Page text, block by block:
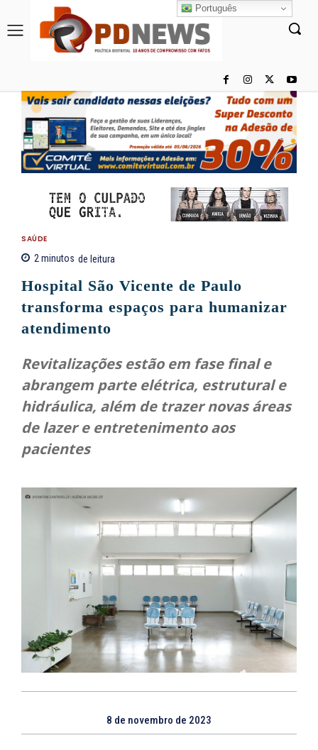
SAÚDE
2minutos de leitura
Hospital São Vicente de Paulo
transforma espaços para humanizar
atendimento
Revitalizações estão em fase final e
abrangem parte elétrica, estrutural e
hidráulica, além de trazer novas áreas
de lazer e entretenimento aos
pacientes
8 de novembro de 2023
Português